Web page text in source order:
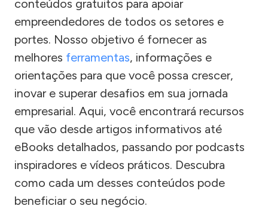
conteúdos gratuitos para apoiar
empreendedores de todos os setores e
portes. Nosso objetivo é fornecer as
melhores ferramentas, informações e
orientações para que você possa crescer,
inovar e superar desafios em sua jornada
empresarial. Aqui, você encontrará recursos
que vão desde artigos informativos até
eBooks detalhados, passando por podcasts
inspiradores e vídeos práticos. Descubra
como cada um desses conteúdos pode
beneficiar o seu negócio.